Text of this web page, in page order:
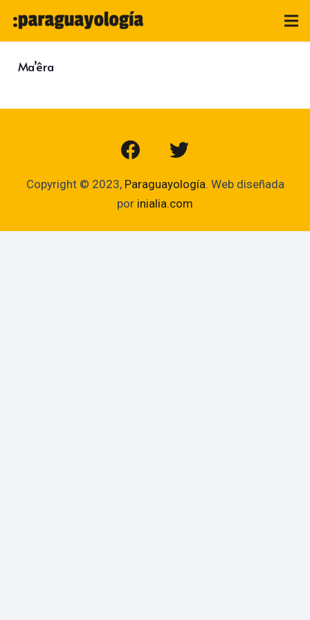
Ma’êra
Copyright © 2023, Paraguayología. Web diseñada
por inialia.com